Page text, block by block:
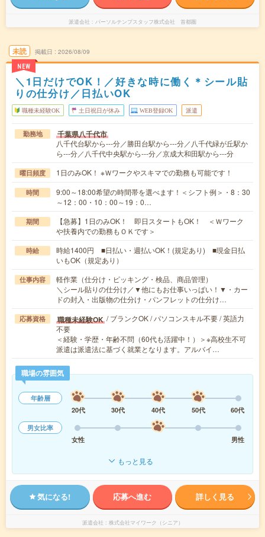
派遣会社 パーソルテンプスタッフ株式会社 首都圏
未読
NEW
掲載日 2026/08/09
＼1日だけでOK！／好きな時に働く＊シール貼
りの仕分け／日払いOK
職種未経験OK 土日祝日が休み WEB登録OK 派遣
勤務地 千葉県八千代市
八千代台駅から---分／勝田台駅から---分／八千代緑が丘駅か
ら---分／八千代中央駅から---分／京成大和田駅から---分
曜日頻度 1日のみOK！ ※Ｗワークやスキマでの勤務も可能です！
時間
9:00～18:00希望の時間帯を選べます！＜シフト例＞・8：30
～12：00・10：00～19：0…
期間
【急募】1日のみOK！ 即日スタートもOK！ ＜Ｗワーク
や扶養内での勤務もＯＫです＞
時給
時給1400円 ■日払い・週払いOK！(規定あり) ■現金日払
いもOK（規定あり）
仕事内容
軽作業（仕分け・ピッキング・検品、商品管理）
＼シール貼りの仕分け／▼他にもお仕事いっぱい！▼・カー
ドの封入・出版物の仕分け・パンフレットの仕分け…
応募資格 職種未経験OK / ブランクOK / パソコンスキル不要 / 英語力
不要
＜経験・学歴・年齢不問（60代も活躍中！）＞※高校生不可
派遣は派遣法に基づく就業となります。アルバイ…
職場の雰囲気
年齢層
20代
30代 40代 50代
60代
男女比率
女性
男性
もっと見る
気になる! 応募へ進む 詳しく見る
派遣会社 株式会社マイワーク（シニア）